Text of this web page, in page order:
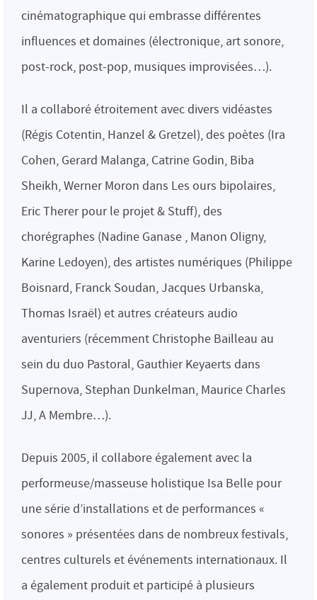
cinématographique qui embrasse différentes
influences et domaines (électronique, art sonore,
post-rock, post-pop, musiques improvisées…).
Il a collaboré étroitement avec divers vidéastes
(Régis Cotentin, Hanzel & Gretzel), des poètes (Ira
Cohen, Gerard Malanga, Catrine Godin, Biba
Sheikh, Werner Moron dans Les ours bipolaires,
Eric Therer pour le projet & Stuff), des
chorégraphes (Nadine Ganase , Manon Oligny,
Karine Ledoyen), des artistes numériques (Philippe
Boisnard, Franck Soudan, Jacques Urbanska,
Thomas Israël) et autres créateurs audio
aventuriers (récemment Christophe Bailleau au
sein du duo Pastoral, Gauthier Keyaerts dans
Supernova, Stephan Dunkelman, Maurice Charles
JJ, A Membre…).
Depuis 2005, il collabore également avec la
performeuse/masseuse holistique Isa Belle pour
une série d’installations et de performances «
sonores » présentées dans de nombreux festivals,
centres culturels et événements internationaux. Il
a également produit et participé à plusieurs